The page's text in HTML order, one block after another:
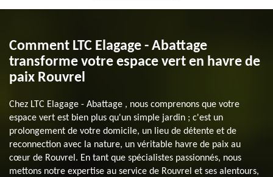
Comment LTC Elagage - Abattage
transforme votre espace vert en havre de
paix Rouvrel
Chez LTC Elagage - Abattage , nous comprenons que votre
espace vert est bien plus qu'un simple jardin ; c'est un
prolongement de votre domicile, un lieu de détente et de
reconnection avec la nature, un véritable havre de paix au
cœur de Rouvrel. En tant que spécialistes passionnés, nous
mettons notre expertise au service de Rouvrel et ses alentours,